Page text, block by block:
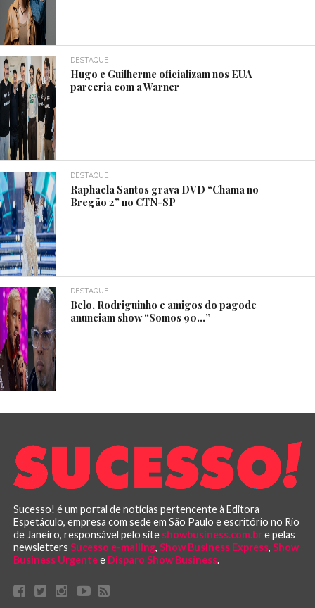
DESTAQUE
Hugo e Guilherme oficializam nos EUA
parceria com a Warner
DESTAQUE
Raphaela Santos grava DVD “Chama no
Bregão 2” no CTN-SP
DESTAQUE
Belo, Rodriguinho e amigos do pagode
anunciam show “Somos 90…”
Sucesso! é um portal de notícias pertencente à Editora
Espetáculo, empresa com sede em São Paulo e escritório no Rio
de Janeiro, responsável pelo site showbusiness.com.bre pelas
newsletters Sucesso e-mailing, Show Business Express, Show
Business Urgentee Disparo Show Business.